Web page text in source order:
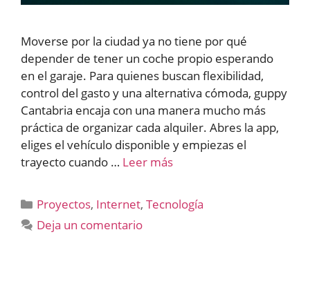
Moverse por la ciudad ya no tiene por qué
depender de tener un coche propio esperando
en el garaje. Para quienes buscan flexibilidad,
control del gasto y una alternativa cómoda, guppy
Cantabria encaja con una manera mucho más
práctica de organizar cada alquiler. Abres la app,
eliges el vehículo disponible y empiezas el
trayecto cuando … Leer más
Categorías
Proyectos, Internet,Tecnología
Deja un comentario